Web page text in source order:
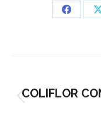
entre
COLIFLOR